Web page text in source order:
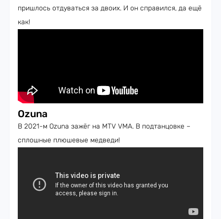
пришлось отдуваться за двоих. И он справился, да ещё
как!
Ozuna
В 2021-м Ozuna зажёг на MTV VMA. В подтанцовке –
сплошные плюшевые медведи!